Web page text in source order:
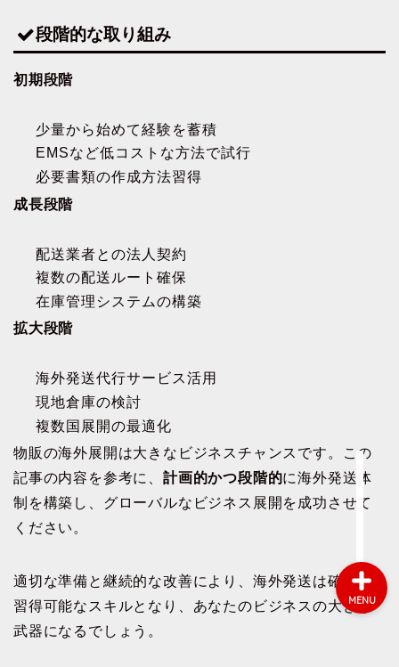
段階的な取り組み
初期段階
少量から始めて経験を蓄積
EMSなど低コストな方法で試行
必要書類の作成方法習得
成長段階
配送業者との法人契約
複数の配送ルート確保
在庫管理システムの構築
拡大段階
海外発送代行サービス活用
現地倉庫の検討
複数国展開の最適化
物販の海外展開は大きなビジネスチャンスです。この
記事の内容を参考に、 計画的かつ段階的に海外発送体
制を構築し、グローバルなビジネス展開を成功させて
ください。
適切な準備と継続的な改善により、海外発送は確実に
習得可能なスキルとなり、あなたのビジネスの大きな
武器になるでしょう。
MENU
お問い合わせ